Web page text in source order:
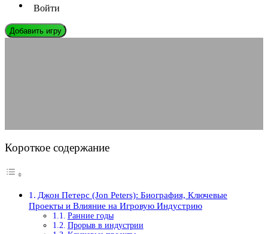
Войти
Добавить игру
Короткое содержание
Джон Петерс (Jon Peters): Биография, Ключевые
Проекты и Влияние на Игровую Индустрию
Ранние годы
Прорыв в индустрии